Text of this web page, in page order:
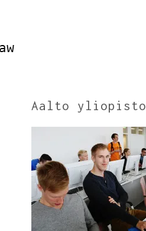
Aalto yliopisto